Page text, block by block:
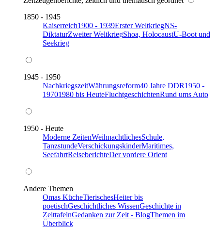
1850 - 1945
Kaiserreich1900 - 1939Erster WeltkriegNS-
DiktaturZweiter WeltkriegShoa, HolocaustU-Boot und
Seekrieg
1945 - 1950
NachkriegszeitWährungsreform40 Jahre DDR1950 -
19701980 bis HeuteFluchtgeschichtenRund ums Auto
1950 - Heute
Moderne ZeitenWeihnachtlichesSchule,
TanzstundeVerschickungskinderMaritimes,
SeefahrtReiseberichteDer vordere Orient
Andere Themen
Omas KücheTierischesHeiter bis
poetischGeschichtliches WissenGeschichte in
ZeittafelnGedanken zur Zeit - BlogThemen im
Überblick